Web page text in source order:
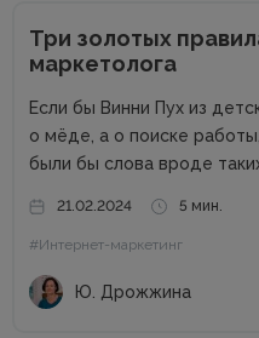
Три золотых
маркетолога
Если бы Винни Пух из
о мёде, а о поиске
были бы слова вроде
что...
21.02.2024 5 мин.
#Интернет-маркетинг
Ю. Дрожжина